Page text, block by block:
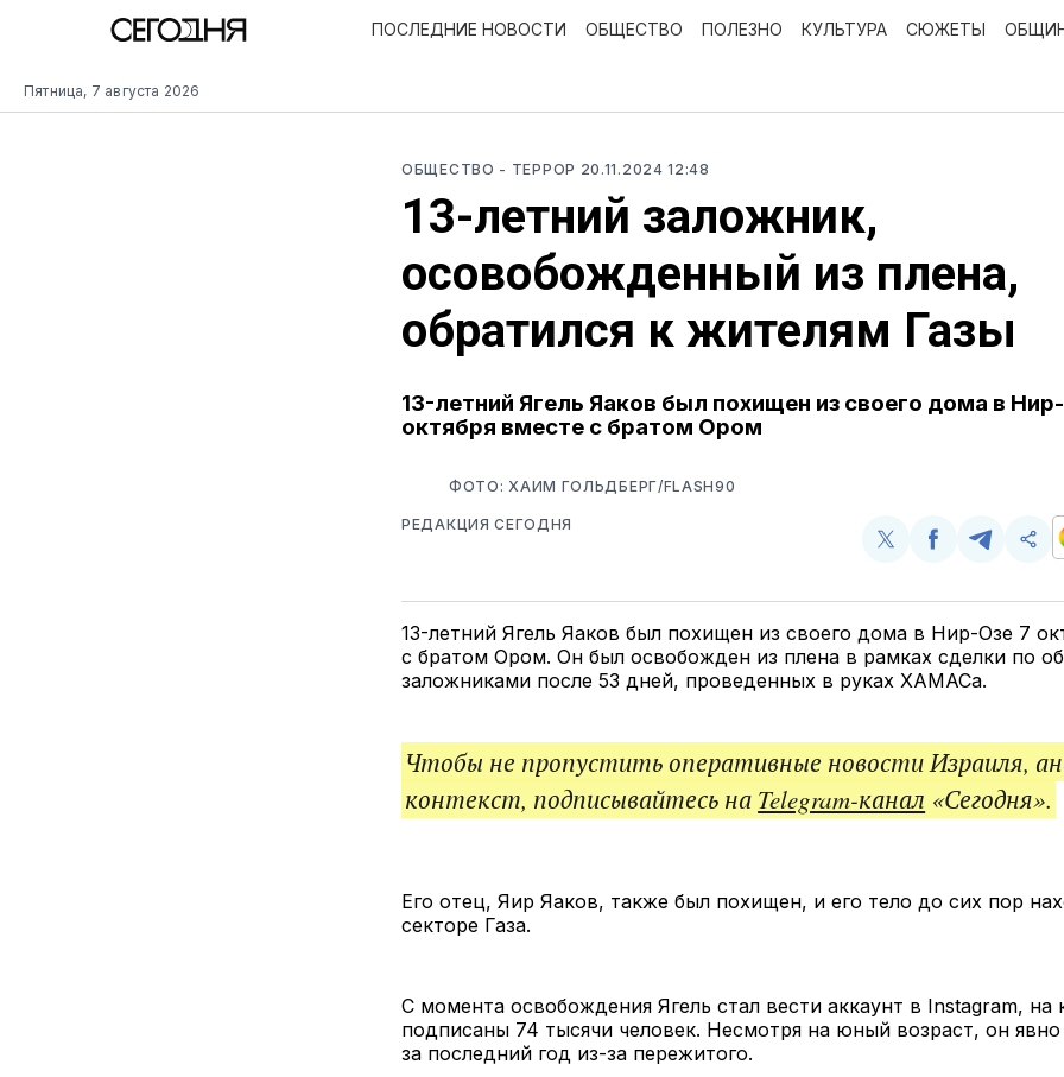
Пятница, 7 августа 2026
ПОСЛЕДНИЕ НОВОСТИ ОБЩЕСТВО ПОЛЕЗНО КУЛЬТУРА СЮЖЕТЫ
ОБЩЕСТВО - ТЕРРОР 20.11.2024 12:48
13-летний заложник,
осовобожденный из плена,
обратился к жителям Газы
13-летний Ягель Яаков был похищен из своего дома в
октября вместе с братом Ором
ФОТО: ХАИМ ГОЛЬДБЕРГ/FLASH90
РЕДАКЦИЯ СЕГОДНЯ
Поделиться
Twitter
Поделиться
FacebookTelegram
13-летний Ягель Яаков был похищен из своего дома в Нир-Озе 7
с братом Ором. Он был освобожден из плена в рамках сделки по
заложниками после 53 дней, проведенных в руках ХАМАСа.
Чтобы не пропустить оперативные новости Израиля,
контекст, подписывайтесь на Telegram-канал «Сегодня».
Его отец, Яир Яаков, также был похищен, и его тело до сих пор
секторе Газа.
С момента освобождения Ягель стал вести аккаунт в Instagram, на
подписаны 74 тысячи человек. Несмотря на юный возраст, он явно
за последний год из-за пережитого.